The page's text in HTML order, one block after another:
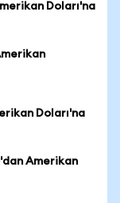
Doları'na
Doları'na
Amerikan